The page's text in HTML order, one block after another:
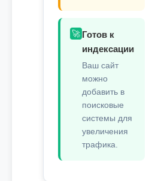
🚀 Готов к
индексации
Ваш сайт
можно
добавить в
поисковые
системы для
увеличения
трафика.